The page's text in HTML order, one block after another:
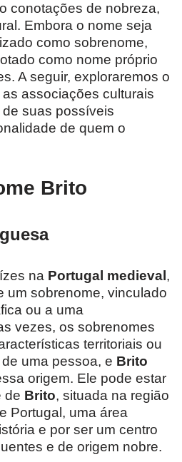
conotações de nobreza,
Embora o nome seja
como sobrenome,
como nome próprio
A seguir, exploraremos o
associações culturais
de suas possíveis
de quem o
Brito
na Portugal medieval ,
um sobrenome, vinculado
ou a uma
vezes, os sobrenomes
territoriais ou
uma pessoa, e Brito
origem. Ele pode estar
de Brito, situada na região
Portugal, uma área
e por ser um centro
e de origem nobre.